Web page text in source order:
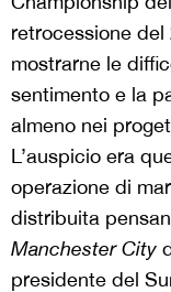
retrocessione del
mostrarne le
sentimento e la
almeno nei
L’auspicio era
operazione di
distribuita
Manchester City
presidente del